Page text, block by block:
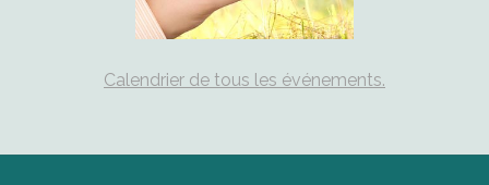
Calendrier de tous les événements.